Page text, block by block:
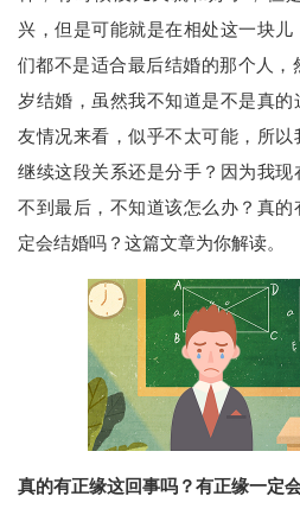
兴，但是可能就是在相处这一块
们都不是适合最后结婚的那个人
岁结婚，虽然我不知道是不是真
友情况来看，似乎不太可能，所
继续这段关系还是分手？因为我
不到最后，不知道该怎么办？真
定会结婚吗？这篇文章为你解读。
真的有正缘这回事吗？有正缘一定